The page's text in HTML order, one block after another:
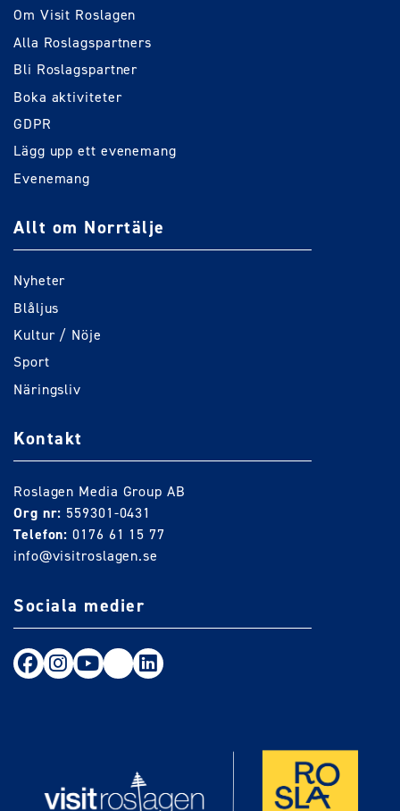
Om Visit Roslagen
Alla Roslagspartners
Bli Roslagspartner
Boka aktiviteter
GDPR
Lägg upp ett evenemang
Evenemang
Allt om Norrtälje
Nyheter
Blåljus
Kultur / Nöje
Sport
Näringsliv
Kontakt
Roslagen Media Group AB
Org nr: 559301-0431
Telefon: 0176 61 15 77
info@visitroslagen.se
Sociala medier
Följ oss på Facebook
Följ oss på Instagram
Följ oss på Youtube
TikTokLinkedIn